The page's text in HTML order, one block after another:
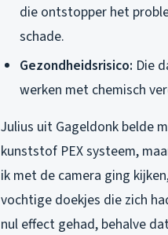
die ontstopper het
schade.
Gezondheidsrisico: Die
werken met chemisch
Julius uit Gageldonk belde
kunststof PEX systeem,
ik met de camera ging
vochtige doekjes die zich
nul effect gehad, behalve